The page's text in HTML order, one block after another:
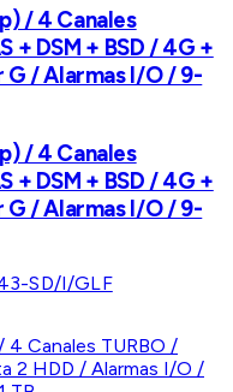
/ 4 Canales
+ DSM + BSD / 4G +
G / Alarmas I/O / 9-
/ 4 Canales
+ DSM + BSD / 4G +
G / Alarmas I/O / 9-
SD/I/GLF